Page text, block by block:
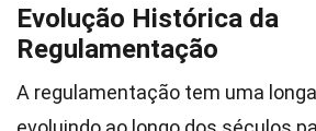
Evolução Histórica da
Regulamentação
A regulamentação tem uma